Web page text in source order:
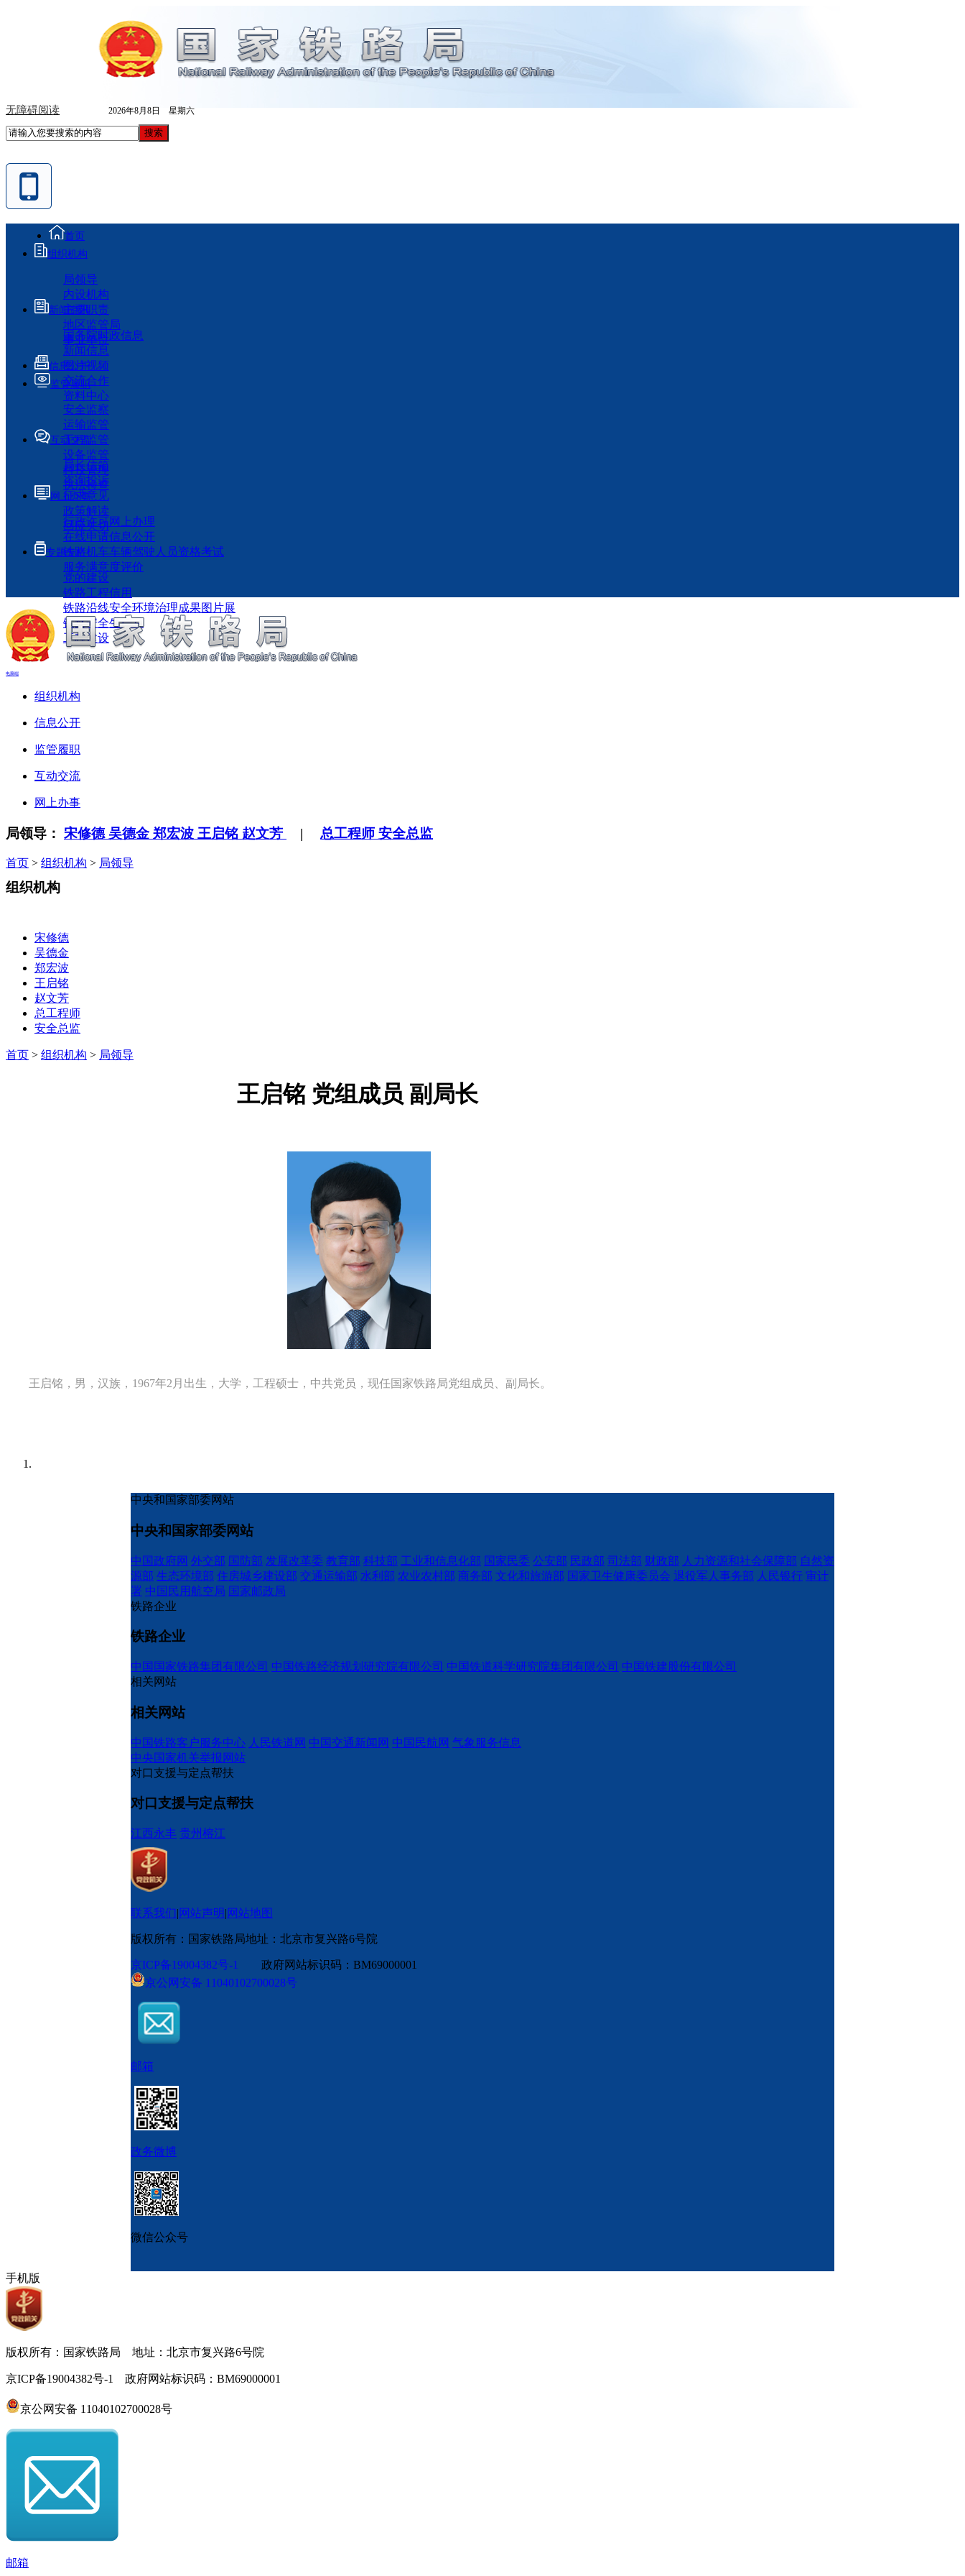
无障碍阅读 2026年8月8日 星期六
首页
组织机构
局领导
内设机构
主要职责
地区监管局
事业单位
新闻资讯
国务院时政信息
新闻信息
图片视频
交流合作
资料中心
信息公开
监管履职
安全监察
运输监管
工程监管
设备监管
科技管理
执法检查
互动交流
局长信箱
咨询投诉
征求意见
政策解读
回应关切
网上办事
行政许可网上办理
在线申请信息公开
铁路机车车辆驾驶人员资格考试
服务满意度评价
专题专栏
党的建设
铁路工程信用
铁路沿线安全环境治理成果图片展
铁路安全生产月
工程建设
电脑端
组织机构
信息公开
监管履职
互动交流
网上办事
局领导： 宋修德吴德金 郑宏波 王启铭 赵文芳 | 总工程师 安全总监
首页 > 组织机构 > 局领导
组织机构
宋修德
吴德金
郑宏波
王启铭
赵文芳
总工程师
安全总监
首页 > 组织机构 > 局领导
王启铭 党组成员 副局长
王启铭，男，汉族，1967年2月出生，大学，工程硕士，中共党员，现任国家铁路局党组成员、副局长。
中央和国家部委网站
中央和国家部委网站
中国政府网 外交部 国防部 发展改革委 教育部 科技部 工业和信息化部 国家民委 公安部 民政部 司法部 财政部 人力资源和社会保障部 自然资
源部 生态环境部 住房城乡建设部 交通运输部 水利部 农业农村部 商务部 文化和旅游部 国家卫生健康委员会 退役军人事务部 人民银行 审计
署 中国民用航空局 国家邮政局
铁路企业
铁路企业
中国国家铁路集团有限公司 中国铁路经济规划研究院有限公司 中国铁道科学研究院集团有限公司 中国铁建股份有限公司
相关网站
相关网站
中国铁路客户服务中心 人民铁道网 中国交通新闻网 中国民航网 气象服务信息
中央国家机关举报网站
对口支援与定点帮扶
对口支援与定点帮扶
江西永丰 贵州榕江
联系我们|网站声明|网站地图
版权所有：国家铁路局地址：北京市复兴路6号院
京ICP备19004382号-1
政府网站标识码：BM69000001
京公网安备 11040102700028号
邮箱
政务微博
微信公众号
手机版
版权所有：国家铁路局 地址：北京市复兴路6号院
京ICP备19004382号-1 政府网站标识码：BM69000001
京公网安备 11040102700028号
邮箱